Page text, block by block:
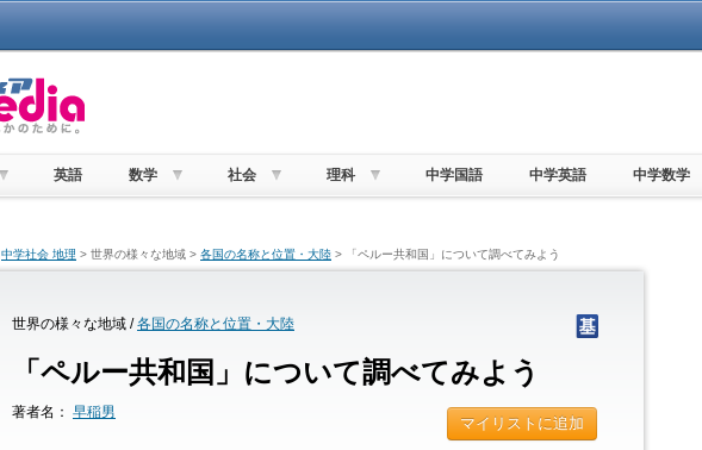
英語 数学 社会 理科 中学国語 中学英語 中学数学
中学社会 地理 > 世界の様々な地域 > 各国の名称と位置・大陸 > 「ペルー共和国」について調べてみよう
世界の様々な地域 /各国の名称と位置・大陸
「ペルー共和国」について調べてみよう
著者名： 早稲男
マイリストに追加